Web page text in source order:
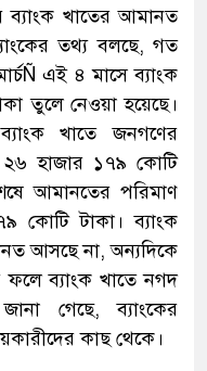
ব্যাংক খাতের আমানত
তথ্য বলছে, গত
এই ৪ মাসে ব্যাংক
তুলে নেওয়া হয়েছে।
খাতে জনগণের
হাজার ১৭৯ কোটি
আমানতের পরিমাণ
কোটি টাকা। ব্যাংক
আসছে না, অন্যদিকে
ব্যাংক খাতে নগদ
গেছে, ব্যাংকের
কাছ থেকে।